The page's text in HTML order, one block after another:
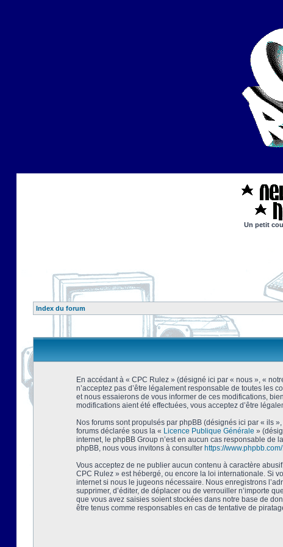
Un petit
Index du forum
En accédant à « CPC Rulez » (désigné ici par « nous », «
n’acceptez pas d’être légalement responsable de toutes les
et nous essaierons de vous informer de ces modifications,
modifications aient été effectuées, vous acceptez d’être
Nos forums sont propulsés par phpBB (désignés ici par « ils
forums déclarée sous la « Licence Publique Générale »
internet, le phpBB Group n’est en aucun cas responsable de
phpBB, nous vous invitons à consulter https://www.phpbb.com/
Vous acceptez de ne publier aucun contenu à caractère
CPC Rulez » est hébergé, ou encore la loi internationale. Si
internet si nous le jugeons nécessaire. Nous enregistrons
supprimer, d’éditer, de déplacer ou de verrouiller n’importe
que vous avez saisies soient stockées dans notre base de
être tenus comme responsables en cas de tentative de